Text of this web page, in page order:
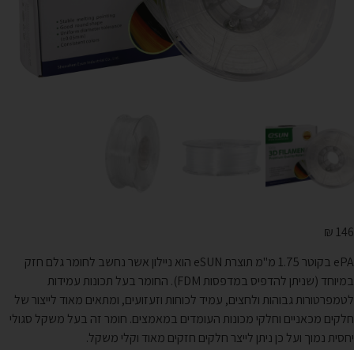
₪ 146
ePA בקוטר 1.75 מ"מ תוצרת eSUN הוא ניילון אשר נחשב לחומר גלם חזק
במיוחד (שניתן להדפיס במדפסות FDM). החומר בעל תכונות עמידות
לטמפרטורות גבוהות ולחצים, עמיד לכוחות וזעזועים, ומתאים מאוד לייצור של
חלקים מכאניים וחלקי מכונות העומדים במאמצים. חומר זה בעל משקל סגולי
יחסית נמוך ועל כן ניתן לייצר חלקים חזקים מאוד וקלי משקל.